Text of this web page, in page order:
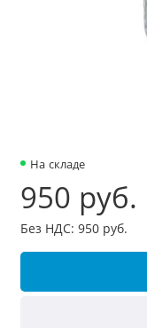
На складе
950 руб.
Без НДС: 950 руб.